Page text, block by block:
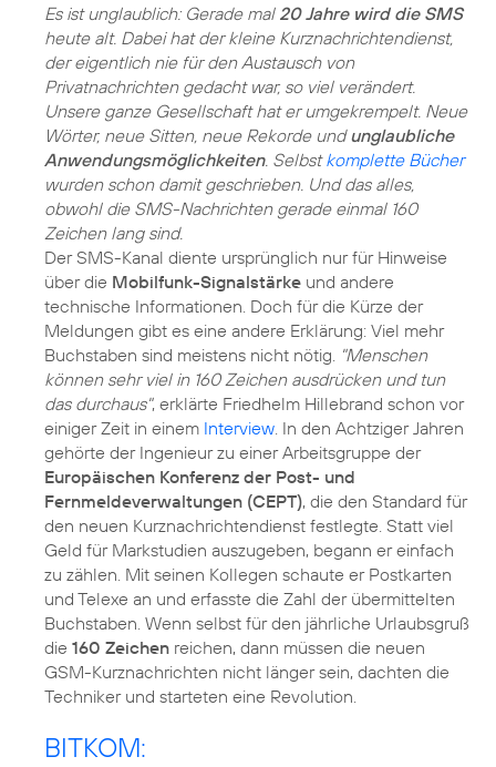
Es ist unglaublich: Gerade mal 20 Jahre wird die SMS
heute alt. Dabei hat der kleine Kurznachrichtendienst,
der eigentlich nie für den Austausch von
Privatnachrichten gedacht war, so viel verändert.
Unsere ganze Gesellschaft hat er umgekrempelt. Neue
Wörter, neue Sitten, neue Rekorde undunglaubliche
Anwendungsmöglichkeiten. Selbstkomplette Bücher
wurden schon damit geschrieben. Und das alles,
obwohl die SMS-Nachrichten gerade einmal 160
Zeichen lang sind.
Der SMS-Kanal diente ursprünglich nur für Hinweise
über die Mobilfunk-Signalstärke und andere
technische Informationen. Doch für die Kürze der
Meldungen gibt es eine andere Erklärung: Viel mehr
Buchstaben sind meistens nicht nötig. "Menschen
können sehr viel in 160 Zeichen ausdrücken und tun
das durchaus", erklärte Friedhelm Hillebrand schon vor
einiger Zeit in einem Interview . In den Achtziger Jahren
gehörte der Ingenieur zu einer Arbeitsgruppe der
Europäischen Konferenz der Post- und
Fernmeldeverwaltungen (CEPT), die den Standard für
den neuen Kurznachrichtendienst festlegte. Statt viel
Geld für Markstudien auszugeben, begann er einfach
zu zählen. Mit seinen Kollegen schaute er Postkarten
und Telexe an und erfasste die Zahl der übermittelten
Buchstaben. Wenn selbst für den jährliche Urlaubsgruß
die 160 Zeichen reichen, dann müssen die neuen
GSM-Kurznachrichten nicht länger sein, dachten die
Techniker und starteten eine Revolution.
BITKOM: